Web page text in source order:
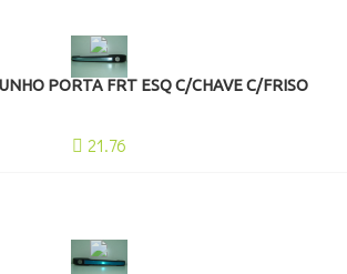
PORTA FRT ESQ C/CHAVE C/FRISO
21.76